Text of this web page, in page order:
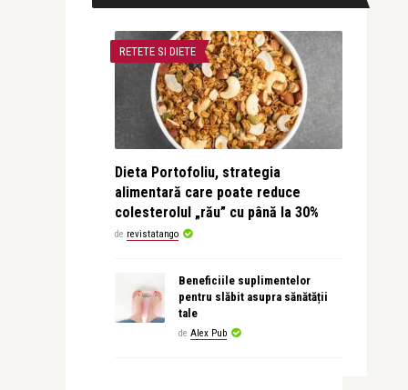
RETETE SI DIETE
Dieta Portofoliu, strategia
alimentară care poate reduce
colesterolul „rău” cu până la 30%
de revistatango
Beneficiile suplimentelor
pentru slăbit asupra sănătății
tale
de Alex Pub